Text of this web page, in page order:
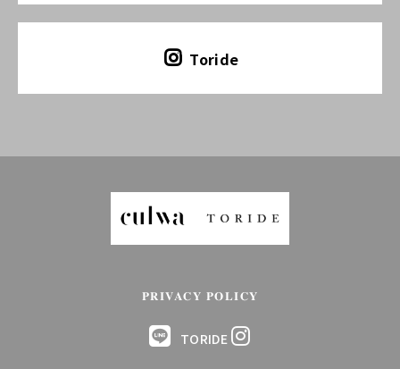
Toride
PRIVACY POLICY
TORIDE